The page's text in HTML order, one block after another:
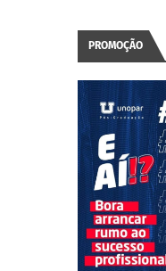
PROMOÇÃO